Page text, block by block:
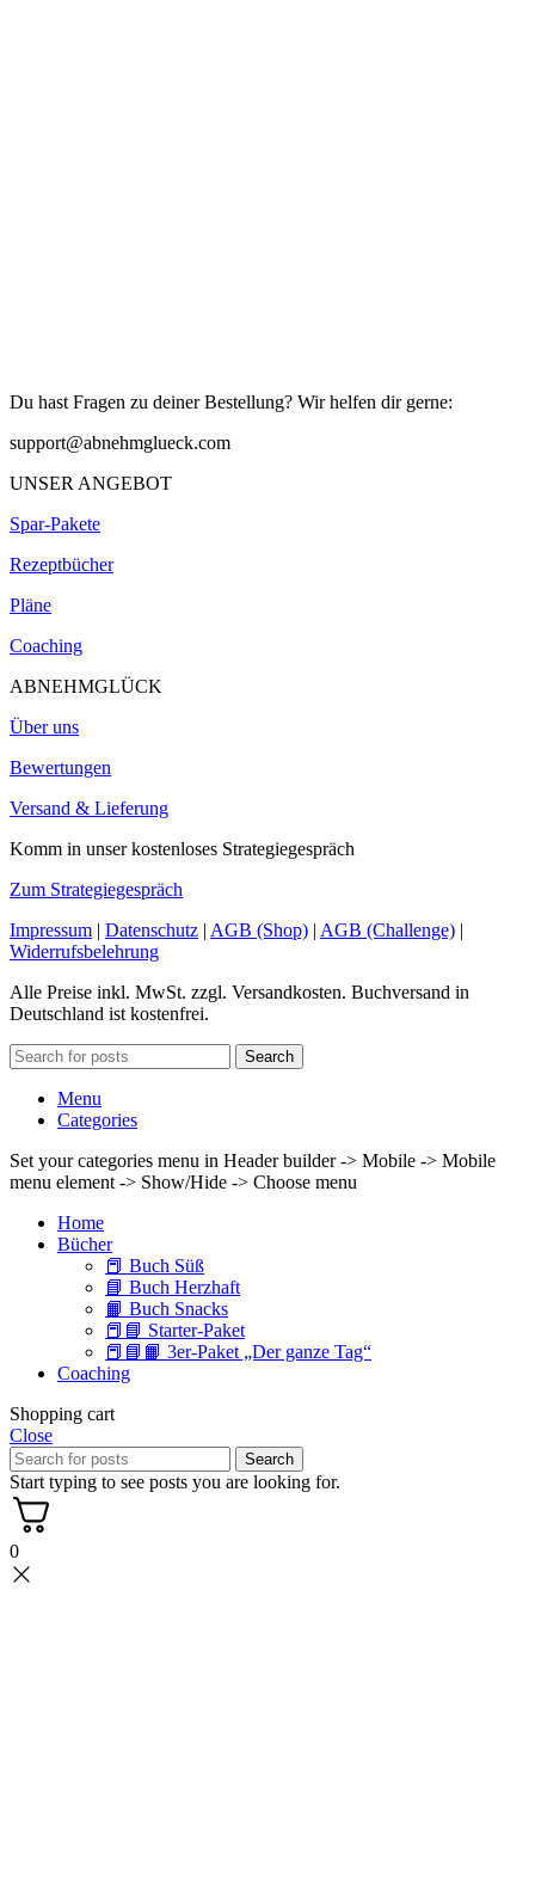
Du hast Fragen zu deiner Bestellung? Wir helfen dir gerne:
support@abnehmglueck.com
UNSER ANGEBOT
Spar-Pakete
Rezeptbücher
Pläne
Coaching
ABNEHMGLÜCK
Über uns
Bewertungen
Versand & Lieferung
Komm in unser kostenloses Strategiegespräch
Zum Strategiegespräch
Impressum | Datenschutz | AGB (Shop) | AGB (Challenge) |
Widerrufsbelehrung
Alle Preise inkl. MwSt. zzgl. Versandkosten. Buchversand in
Deutschland ist kostenfrei.
Search
Menu
Categories
Set your categories menu in Header builder -> Mobile -> Mobile
menu element -> Show/Hide -> Choose menu
Home
Bücher
📕 Buch Süß
📘 Buch Herzhaft
📙 Buch Snacks
📕📘 Starter-Paket
📕📘📙 3er-Paket „Der ganze Tag“
Coaching
Shopping cart
Close
Search
Start typing to see posts you are looking for.
0